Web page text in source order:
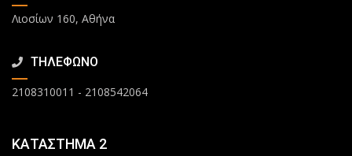
Λιοσίων 160, Αθήνα
ΤΗΛΕΦΩΝΟ
2108310011 - 2108542064
ΚΑΤΑΣΤΗΜΑ 2